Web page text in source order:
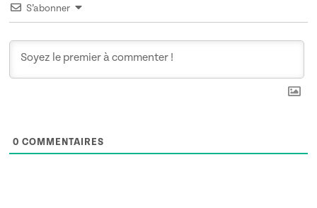
S’abonner
0 COMMENTAIRES